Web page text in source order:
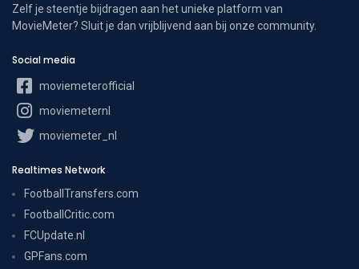
Zelf je steentje bijdragen aan het unieke platform van
MovieMeter? Sluit je dan vrijblijvend aan bij onze community.
Social media
moviemeterofficial
moviemeternl
moviemeter_nl
Realtimes Network
FootballTransfers.com
FootballCritic.com
FCUpdate.nl
GPFans.com